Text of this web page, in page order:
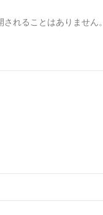
れることはありません。